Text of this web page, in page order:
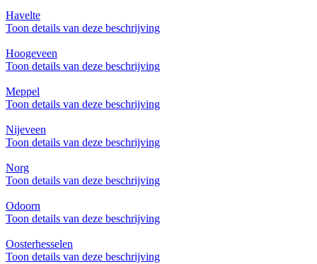
Havelte
Toon details van deze beschrijving
Hoogeveen
Toon details van deze beschrijving
Meppel
Toon details van deze beschrijving
Nijeveen
Toon details van deze beschrijving
Norg
Toon details van deze beschrijving
Odoorn
Toon details van deze beschrijving
Oosterhesselen
Toon details van deze beschrijving